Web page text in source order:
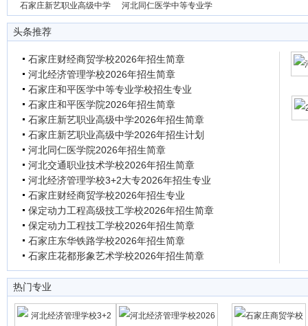
石家庄新艺职业高级中学 河北同仁医学中等专业学
头条推荐
石家庄财经商贸学校2026年招生简章
河北经济管理学校2026年招生简章
石家庄和平医学中等专业学校招生专业
石家庄和平医学院2026年招生简章
石家庄新艺职业高级中学2026年招生简章
石家庄新艺职业高级中学2026年招生计划
河北同仁医学院2026年招生简章
河北交通职业技术学校2026年招生简章
河北经济管理学校3+2大专2026年招生专业
石家庄财经商贸学校2026年招生专业
保定动力工程高级技工学校2026年招生简章
保定动力工程技工学校2026年招生简章
石家庄东华铁路学校2026年招生简章
石家庄花都形象艺术学校2026年招生简章
热门专业